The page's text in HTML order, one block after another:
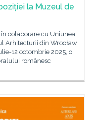
la Muzeul de
colaborare cu Uniunea
Arhitecturii din Wrocław
12 octombrie 2025, o
românesc